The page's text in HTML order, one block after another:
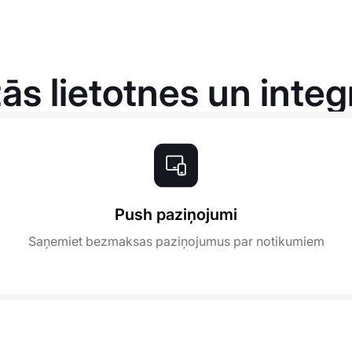
lietotnes un
Push paziņojumi
Saņemiet bezmaksas paziņojumus par notikumiem